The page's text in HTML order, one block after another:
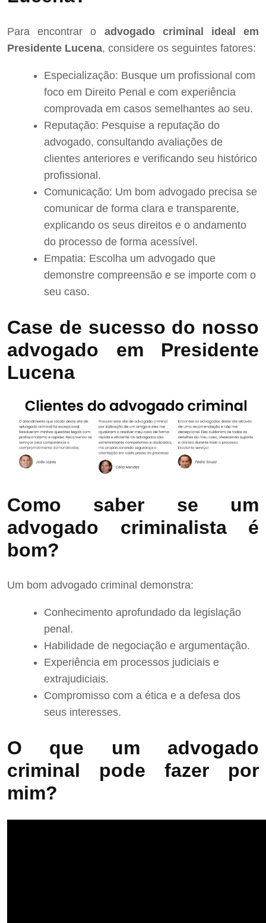
Para encontrar o advogado criminal ideal em
Presidente Lucena, considere os seguintes fatores:
Especialização: Busque um profissional com
foco em Direito Penal e com experiência
comprovada em casos semelhantes ao seu.
Reputação: Pesquise a reputação do
advogado, consultando avaliações de
clientes anteriores e verificando seu histórico
profissional.
Comunicação: Um bom advogado precisa se
comunicar de forma clara e transparente,
explicando os seus direitos e o andamento
do processo de forma acessível.
Empatia: Escolha um advogado que
demonstre compreensão e se importe com o
seu caso.
Case de sucesso do nosso
advogado em Presidente
Lucena
Como saber se um
advogado criminalista é
bom?
Um bom advogado criminal demonstra:
Conhecimento aprofundado da legislação
penal.
Habilidade de negociação e argumentação.
Experiência em processos judiciais e
extrajudiciais.
Compromisso com a ética e a defesa dos
seus interesses.
O que um advogado
criminal pode fazer por
mim?